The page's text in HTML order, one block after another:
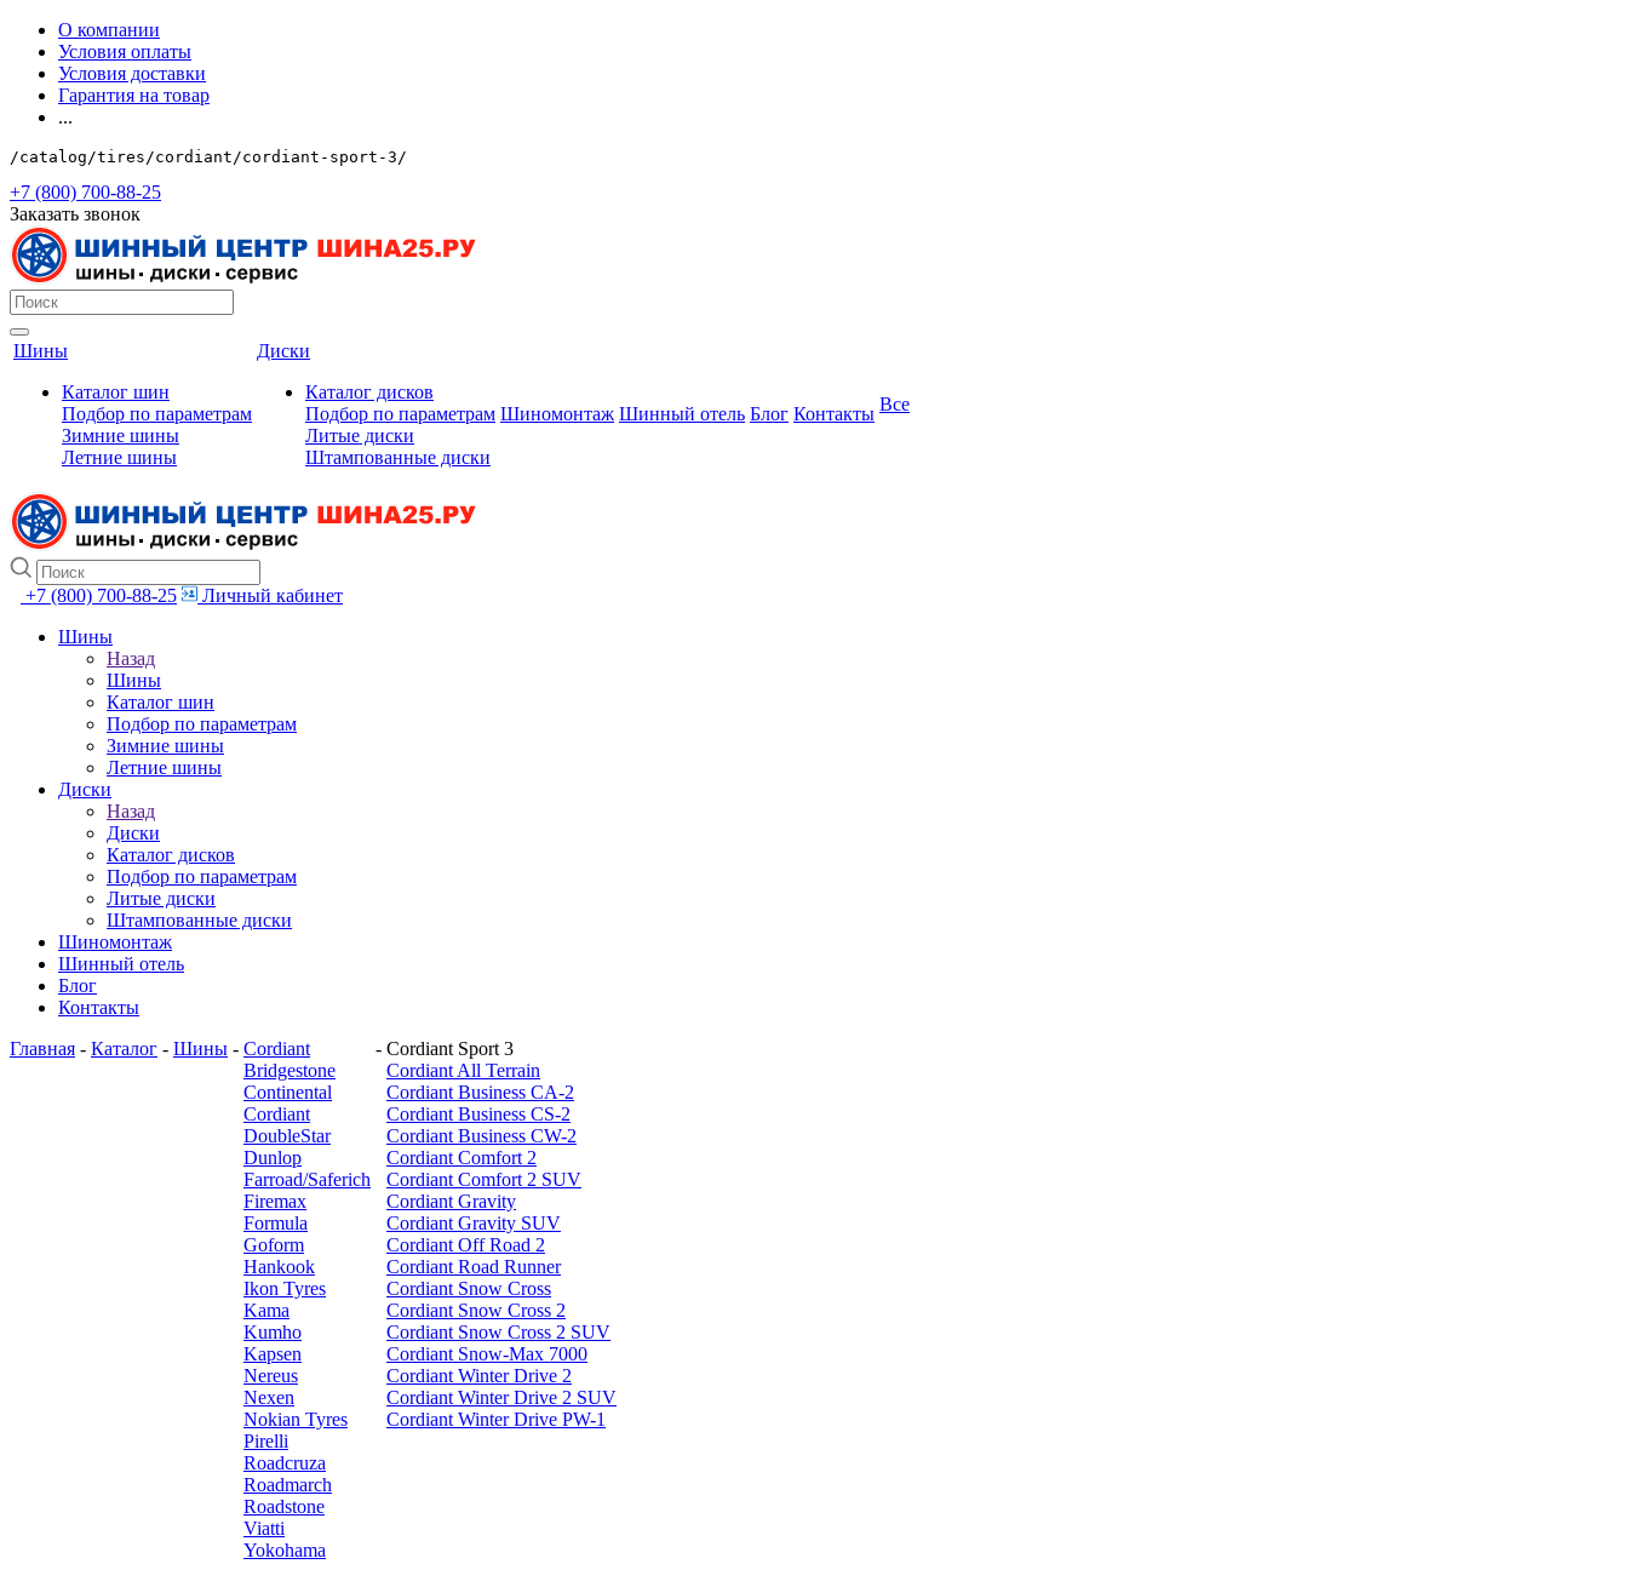
О компании
Условия оплаты
Условия доставки
Гарантия на товар
...
/catalog/tires/cordiant/cordiant-sport-3/
+7 (800) 700-88-25
Заказать звонок
Шины
Каталог шин
Подбор по параметрам
Зимние шины
Летние шины
Диски
Каталог дисков
Подбор по параметрам
Литые диски
Штампованные диски
Шиномонтаж Шинный отель Блог Контакты Все
+7 (800) 700-88-25
Личный кабинет
Шины
Назад
Шины
Каталог шин
Подбор по параметрам
Зимние шины
Летние шины
Диски
Назад
Диски
Каталог дисков
Подбор по параметрам
Литые диски
Штампованные диски
Шиномонтаж
Шинный отель
Блог
Контакты
Главная - Каталог - Шины - Cordiant
Bridgestone
Continental
Cordiant
DoubleStar
Dunlop
Farroad/Saferich
Firemax
Formula
Goform
Hankook
Ikon Tyres
Kama
Kumho
Kapsen
Nereus
Nexen
Nokian Tyres
Pirelli
Roadcruza
Roadmarch
Roadstone
Viatti
Yokohama
- Cordiant Sport 3
Cordiant All Terrain
Cordiant Business CA-2
Cordiant Business CS-2
Cordiant Business CW-2
Cordiant Comfort 2
Cordiant Comfort 2 SUV
Cordiant Gravity
Cordiant Gravity SUV
Cordiant Off Road 2
Cordiant Road Runner
Cordiant Snow Cross
Cordiant Snow Cross 2
Cordiant Snow Cross 2 SUV
Cordiant Snow-Max 7000
Cordiant Winter Drive 2
Cordiant Winter Drive 2 SUV
Cordiant Winter Drive PW-1